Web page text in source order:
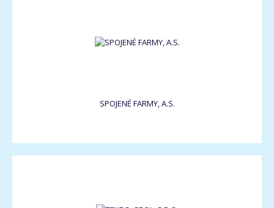
SPOJENÉ FARMY, A.S.